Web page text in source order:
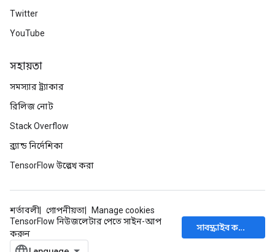
Twitter
YouTube
সহায়তা
সমস্যার ট্র্যাকার
রিলিজ নোট
Stack Overflow
ব্র্যান্ড নির্দেশিকা
TensorFlow উল্লেখ করা
শর্তাবলী গোপনীয়তা
Manage cookies
TensorFlow নিউজলেটার পেতে সাইন-আপ
করুন
সাবস্ক্রাইব করুন